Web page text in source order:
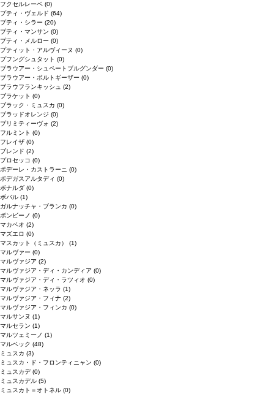
フクセルレーベ (0)
プティ・ヴェルド (64)
プティ・シラー (20)
プティ・マンサン (0)
プティ・メルロー (0)
プティット・アルヴィーヌ (0)
プフングシュタット (0)
ブラウアー・シュペートブルグンダー (0)
ブラウアー・ポルトギーザー (0)
ブラウフランキッシュ (2)
ブラケット (0)
ブラック・ミュスカ (0)
ブラッドオレンジ (0)
プリミティーヴォ (2)
フルミント (0)
フレイザ (0)
ブレンド (2)
プロセッコ (0)
ポデーレ・カストラーニ (0)
ボデガスアルタディ (0)
ボナルダ (0)
ボバル (1)
ガルナッチャ・ブランカ (0)
ボンビーノ (0)
マカベオ (2)
マズエロ (0)
マスカット（ミュスカ） (1)
マルヴァー (0)
マルヴァジア (2)
マルヴァジア・ディ・カンディア (0)
マルヴァジア・ディ・ラツィオ (0)
マルヴァジア・ネッラ (1)
マルヴァジア・フィナ (2)
マルヴァジア・フィンカ (0)
マルサンヌ (1)
マルセラン (1)
マルツェミーノ (1)
マルベック (48)
ミュスカ (3)
ミュスカ・ド・フロンティニャン (0)
ミュスカデ(0)
ミュスカデル (5)
ミュスカト＝オトネル (0)